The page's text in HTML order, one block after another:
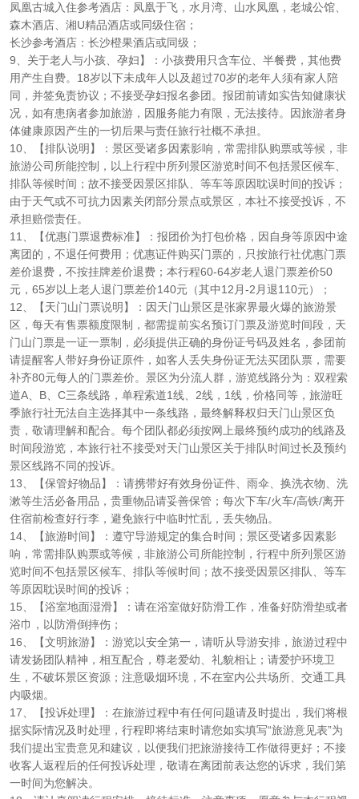
凤凰古城入住参考酒店：凤凰于飞，水月湾、山水凤凰，老城公馆、
森木酒店、湘U精品酒店或同级住宿；
长沙参考酒店：长沙橙果酒店或同级；
9、关于老人与小孩、孕妇】：小孩费用只含车位、半餐费，其他费
用产生自费。18岁以下未成年人以及超过70岁的老年人须有家人陪
同，并签免责协议；不接受孕妇报名参团。报团前请如实告知健康状
况，如有患病者参加旅游，因服务能力有限，无法接待。因旅游者身
体健康原因产生的一切后果与责任旅行社概不承担。
10、【排队说明】：景区受诸多因素影响，常需排队购票或等候，非
旅游公司所能控制，以上行程中所列景区游览时间不包括景区候车、
排队等候时间；故不接受因景区排队、等车等原因耽误时间的投诉；
由于天气或不可抗力因素关闭部分景点或景区，本社不接受投诉，不
承担赔偿责任。
11、【优惠门票退费标准】：报团价为打包价格，因自身等原因中途
离团的，不退任何费用；优惠证件购买门票的，只按旅行社优惠门票
差价退费，不按挂牌差价退费；本行程60-64岁老人退门票差价50
元，65岁以上老人退门票差价140元（其中12月-2月退110元）；
12、【天门山门票说明】：因天门山景区是张家界最火爆的旅游景
区，每天有售票额度限制，都需提前实名预订门票及游览时间段，天
门山门票是一证一票制，必须提供正确的身份证号码及姓名，参团前
请提醒客人带好身份证原件，如客人丢失身份证无法买团队票，需要
补齐80元每人的门票差价。景区为分流人群，游览线路分为：双程索
道A、B、C三条线路，单程索道1线、2线，1线，价格同等，旅游旺
季旅行社无法自主选择其中一条线路，最终解释权归天门山景区负
责，敬请理解和配合。每个团队都必须按网上最终预约成功的线路及
时间段游览，本旅行社不接受对天门山景区关于排队时间过长及预约
景区线路不同的投诉。
13、【保管好物品】：请携带好有效身份证件、雨伞、换洗衣物、洗
漱等生活必备用品，贵重物品请妥善保管；每次下车/火车/高铁/离开
住宿前检查好行李，避免旅行中临时忙乱，丢失物品。
14、【旅游时间】：遵守导游规定的集合时间；景区受诸多因素影
响，常需排队购票或等候，非旅游公司所能控制，行程中所列景区游
览时间不包括景区候车、排队等候时间；故不接受因景区排队、等车
等原因耽误时间的投诉；
15、【浴室地面湿滑】：请在浴室做好防滑工作，准备好防滑垫或者
浴巾，以防滑倒摔伤；
16、【文明旅游】：游览以安全第一，请听从导游安排，旅游过程中
请发扬团队精神，相互配合，尊老爱幼、礼貌相让；请爱护环境卫
生，不破坏景区资源；注意吸烟环境，不在室内公共场所、交通工具
内吸烟。
17、【投诉处理】：在旅游过程中有任何问题请及时提出，我们将根
据实际情况及时处理，行程即将结束时请您如实填写“旅游意见表”为
我们提出宝贵意见和建议，以便我们把旅游接待工作做得更好；不接
收客人返程后的任何投诉处理，敬请在离团前表达您的诉求，我们第
一时间为您解决。